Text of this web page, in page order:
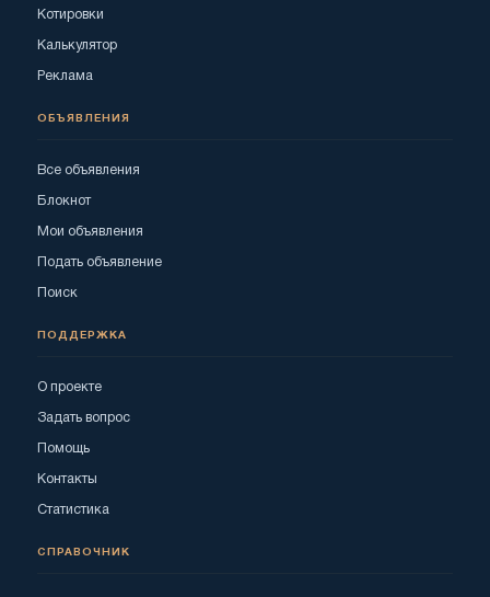
Котировки
Калькулятор
Реклама
ОБЪЯВЛЕНИЯ
Все объявления
Блокнот
Мои объявления
Подать объявление
Поиск
ПОДДЕРЖКА
О проекте
Задать вопрос
Помощь
Контакты
Статистика
СПРАВОЧНИК